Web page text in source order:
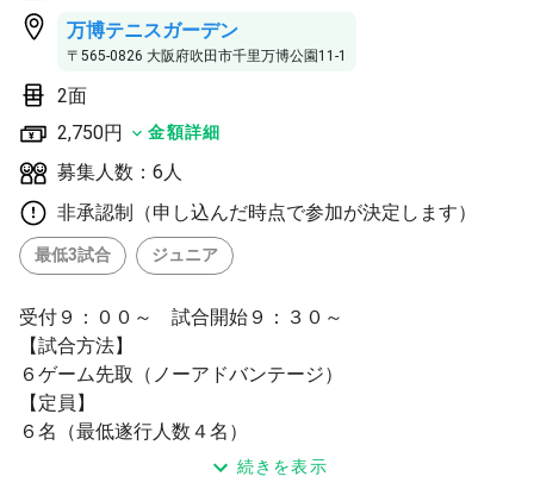
万博テニスガーデン
〒565-0826 大阪府吹田市千里万博公園11-1
2面
2,750円
金額詳細
募集人数：6人
非承認制（申し込んだ時点で参加が決定します）
最低3試合 ジュニア
受付９：００～ 試合開始９：３０～
【試合方法】
６ゲーム先取（ノーアドバンテージ）
【定員】
６名（最低遂行人数４名）
続きを表示